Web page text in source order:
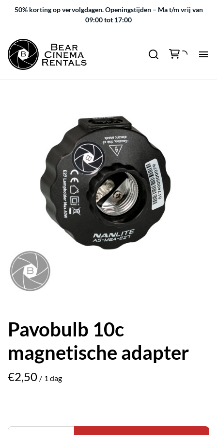
50% korting op vervolgdagen. Openingstijden – Ma t/m vrij van
09:00 tot 17:00
Pavobulb 10c
magnetische adapter
/